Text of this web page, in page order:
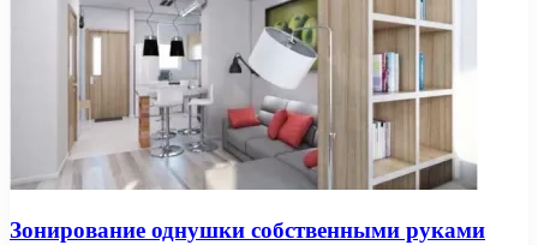
Зонирование однушки собственными руками